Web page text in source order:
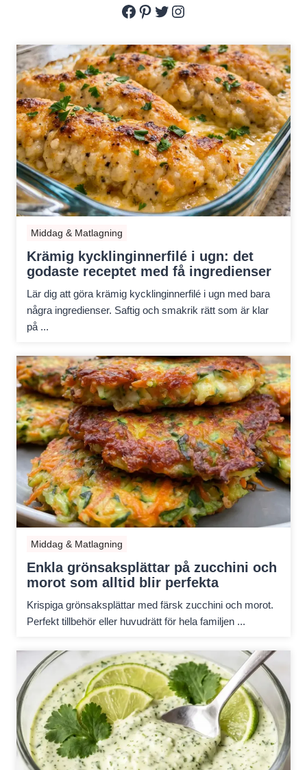
Facebook
Pinterest
Twitter
Instagram
Middag & Matlagning
Krämig kycklinginnerfilé i ugn: det
godaste receptet med få ingredienser
Lär dig att göra krämig kycklinginnerfilé i ugn med bara
några ingredienser. Saftig och smakrik rätt som är klar
på ...
Middag & Matlagning
Enkla grönsaksplättar på zucchini och
morot som alltid blir perfekta
Krispiga grönsaksplättar med färsk zucchini och morot.
Perfekt tillbehör eller huvudrätt för hela familjen ...